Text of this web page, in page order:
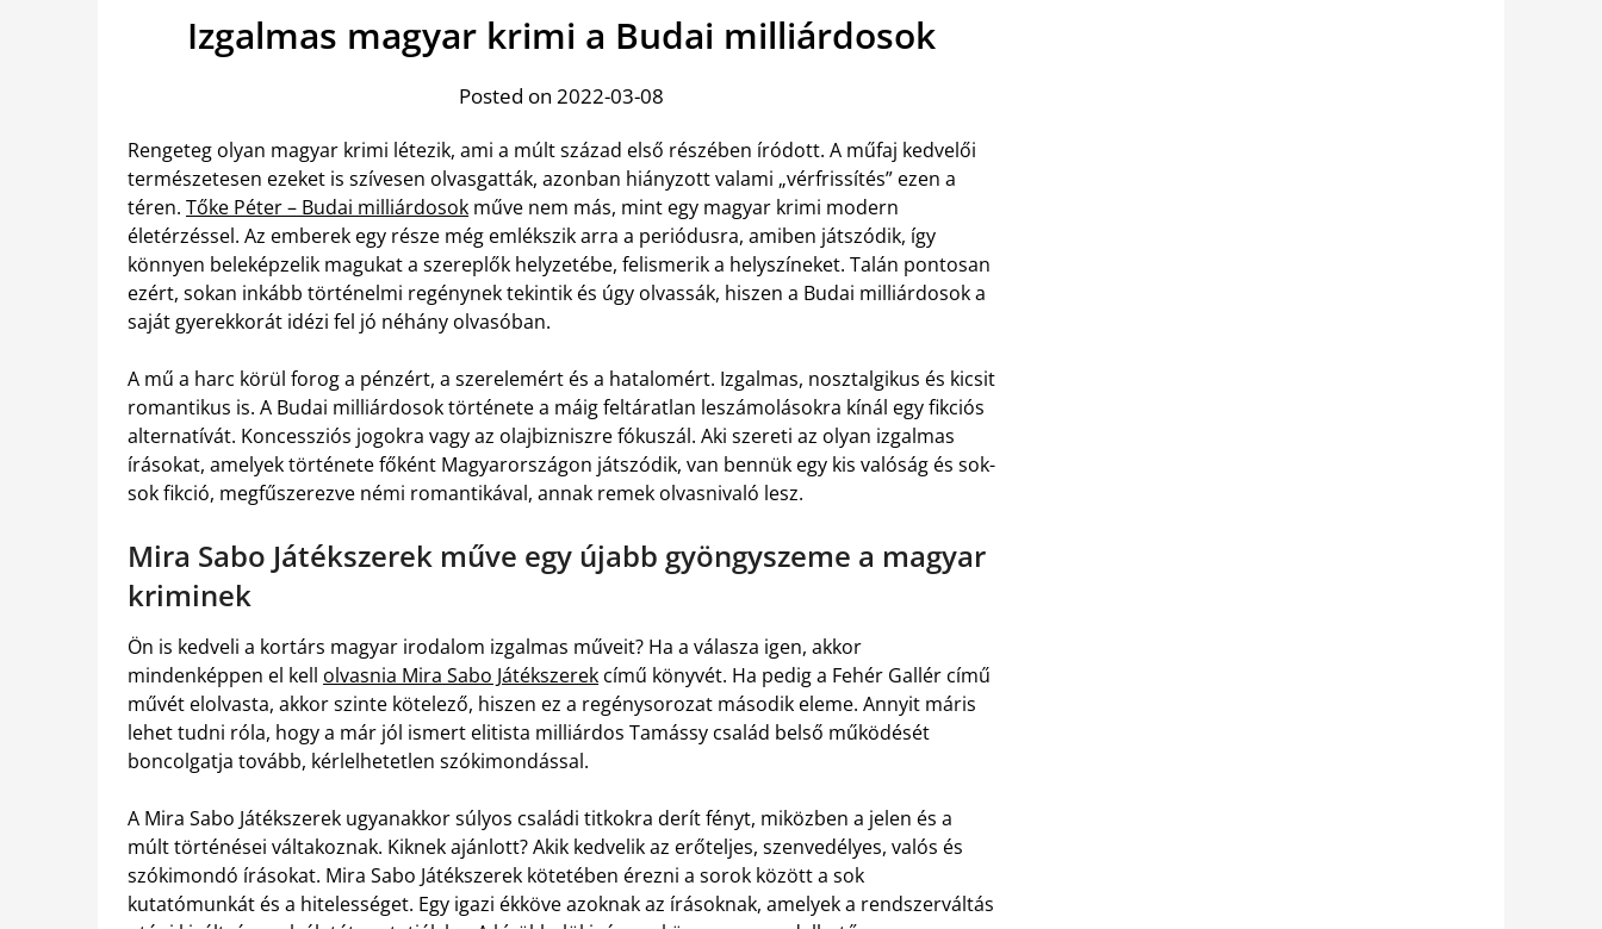
Izgalmas magyar krimi a Budai milliárdosok
Posted on 2022-03-08
Rengeteg olyan magyar krimi létezik, ami a múlt század első részében íródott. A műfaj kedvelői
természetesen ezeket is szívesen olvasgatták, azonban hiányzott valami „vérfrissítés” ezen a
téren. Tőke Péter – Budai milliárdosok műve nem más, mint egy magyar krimi modern
életérzéssel. Az emberek egy része még emlékszik arra a periódusra, amiben játszódik, így
könnyen beleképzelik magukat a szereplők helyzetébe, felismerik a helyszíneket. Talán pontosan
ezért, sokan inkább történelmi regénynek tekintik és úgy olvassák, hiszen a Budai milliárdosok a
saját gyerekkorát idézi fel jó néhány olvasóban.
A mű a harc körül forog a pénzért, a szerelemért és a hatalomért. Izgalmas, nosztalgikus és kicsit
romantikus is. A Budai milliárdosok története a máig feltáratlan leszámolásokra kínál egy fikciós
alternatívát. Koncessziós jogokra vagy az olajbizniszre fókuszál. Aki szereti az olyan izgalmas
írásokat, amelyek története főként Magyarországon játszódik, van bennük egy kis valóság és sok-
sok fikció, megfűszerezve némi romantikával, annak remek olvasnivaló lesz.
Mira Sabo Játékszerek műve egy újabb gyöngyszeme a magyar
kriminek
Ön is kedveli a kortárs magyar irodalom izgalmas műveit? Ha a válasza igen, akkor
mindenképpen el kell olvasnia Mira Sabo Játékszerek című könyvét. Ha pedig a Fehér Gallér című
művét elolvasta, akkor szinte kötelező, hiszen ez a regénysorozat második eleme. Annyit máris
lehet tudni róla, hogy a már jól ismert elitista milliárdos Tamássy család belső működését
boncolgatja tovább, kérlelhetetlen szókimondással.
A Mira Sabo Játékszerek ugyanakkor súlyos családi titkokra derít fényt, miközben a jelen és a
múlt történései váltakoznak. Kiknek ajánlott? Akik kedvelik az erőteljes, szenvedélyes, valós és
szókimondó írásokat. Mira Sabo Játékszerek kötetében érezni a sorok között a sok
kutatómunkát és a hitelességet. Egy igazi ékköve azoknak az írásoknak, amelyek a rendszerváltás